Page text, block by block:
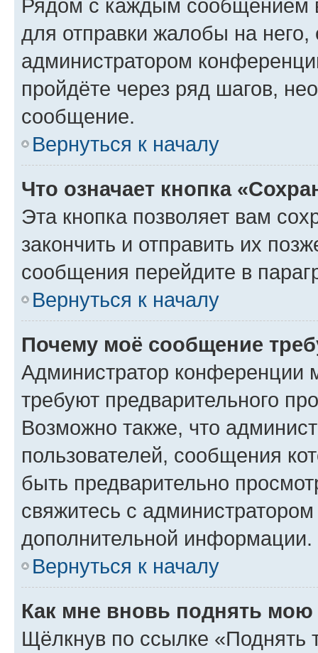
Рядом с каждым сообщением
для отправки жалобы на
администратором
пройдёте через ряд шагов,
сообщение.
Вернуться к началу
Что означает кнопка
Эта кнопка позволяет вам
закончить и отправить их
сообщения перейдите в
Вернуться к началу
Почему моё сообщение
Администратор конференции
требуют предварительного
Возможно также, что
пользователей, сообщения
быть предварительно
свяжитесь с
дополнительной информации.
Вернуться к началу
Как мне вновь поднять мою
Щёлкнув по ссылке «Поднять